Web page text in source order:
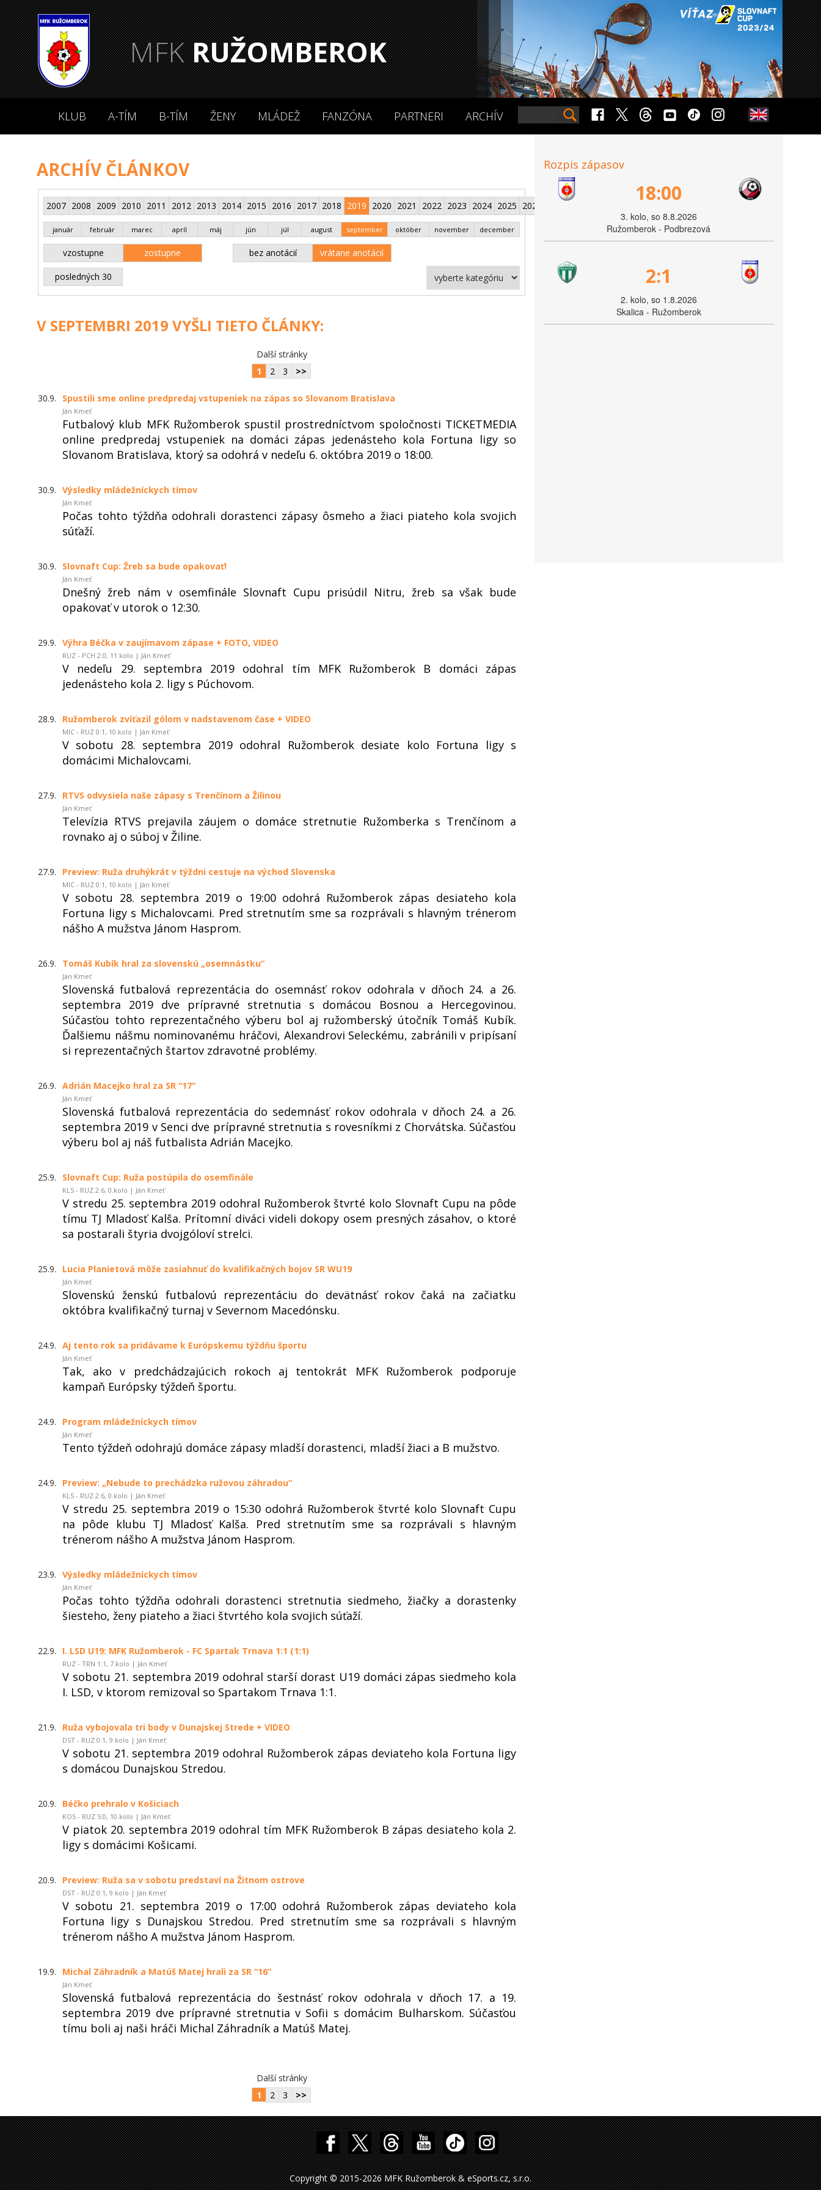
MFKRUŽOMBEROK
KLUB A-TÍM B-TÍM ŽENY MLÁDEŽ FANZÓNA PARTNERI ARCHÍV
ARCHÍV ČLÁNKOV
2007 2008 2009 2010 2011 2012 2013 2014 2015 2016 2017 2018 2019 2020 2021 2022 2023 2024 2025 2026
január február marec apríl máj jún júl august september október november december
vzostupne zostupne bez anotácií vrátane anotácií
posledných 30
V SEPTEMBRI 2019 VYŠLI TIETO ČLÁNKY:
Další stránky
1
2 3 >>
30.9. Spustili sme online predpredaj vstupeniek na zápas so Slovanom Bratislava
Ján Kmeť
Futbalový klub MFK Ružomberok spustil prostredníctvom spoločnosti TICKETMEDIA
online predpredaj vstupeniek na domáci zápas jedenásteho kola Fortuna ligy so
Slovanom Bratislava, ktorý sa odohrá v nedeľu 6. októbra 2019 o 18:00.
30.9. Výsledky mládežníckych tímov
Ján Kmeť
Počas tohto týždňa odohrali dorastenci zápasy ôsmeho a žiaci piateho kola svojich
súťaží.
30.9. Slovnaft Cup: Žreb sa bude opakovať!
Ján Kmeť
Dnešný žreb nám v osemfinále Slovnaft Cupu prisúdil Nitru, žreb sa však bude
opakovať v utorok o 12:30.
29.9. Výhra Béčka v zaujímavom zápase + FOTO, VIDEO
RUZ - PCH 2:0, 11.kolo | Ján Kmeť
V nedeľu 29. septembra 2019 odohral tím MFK Ružomberok B domáci zápas
jedenásteho kola 2. ligy s Púchovom.
28.9. Ružomberok zvíťazil gólom v nadstavenom čase + VIDEO
MIC - RUZ 0:1, 10.kolo | Ján Kmeť
V sobotu 28. septembra 2019 odohral Ružomberok desiate kolo Fortuna ligy s
domácimi Michalovcami.
27.9. RTVS odvysiela naše zápasy s Trenčínom a Žilinou
Ján Kmeť
Televízia RTVS prejavila záujem o domáce stretnutie Ružomberka s Trenčínom a
rovnako aj o súboj v Žiline.
27.9. Preview: Ruža druhýkrát v týždni cestuje na východ Slovenska
MIC - RUZ 0:1, 10.kolo | Ján Kmeť
V sobotu 28. septembra 2019 o 19:00 odohrá Ružomberok zápas desiateho kola
Fortuna ligy s Michalovcami. Pred stretnutím sme sa rozprávali s hlavným trénerom
nášho A mužstva Jánom Hasprom.
26.9. Tomáš Kubík hral za slovenskú „osemnástku“
Ján Kmeť
Slovenská futbalová reprezentácia do osemnásť rokov odohrala v dňoch 24. a 26.
septembra 2019 dve prípravné stretnutia s domácou Bosnou a Hercegovinou.
Súčasťou tohto reprezentačného výberu bol aj ružomberský útočník Tomáš Kubík.
Ďalšiemu nášmu nominovanému hráčovi, Alexandrovi Seleckému, zabránili v pripísaní
si reprezentačných štartov zdravotné problémy.
26.9. Adrián Macejko hral za SR “17“
Ján Kmeť
Slovenská futbalová reprezentácia do sedemnásť rokov odohrala v dňoch 24. a 26.
septembra 2019 v Senci dve prípravné stretnutia s rovesníkmi z Chorvátska. Súčasťou
výberu bol aj náš futbalista Adrián Macejko.
25.9. Slovnaft Cup: Ruža postúpila do osemfinále
KLS - RUZ 2:6, 0.kolo | Ján Kmeť
V stredu 25. septembra 2019 odohral Ružomberok štvrté kolo Slovnaft Cupu na pôde
tímu TJ Mladosť Kalša. Prítomní diváci videli dokopy osem presných zásahov, o ktoré
sa postarali štyria dvojgóloví strelci.
25.9. Lucia Planietová môže zasiahnuť do kvalifikačných bojov SR WU19
Ján Kmeť
Slovenskú ženskú futbalovú reprezentáciu do devätnásť rokov čaká na začiatku
októbra kvalifikačný turnaj v Severnom Macedónsku.
24.9. Aj tento rok sa pridávame k Európskemu týždňu športu
Ján Kmeť
Tak, ako v predchádzajúcich rokoch aj tentokrát MFK Ružomberok podporuje
kampaň Európsky týždeň športu.
24.9. Program mládežníckych tímov
Ján Kmeť
Tento týždeň odohrajú domáce zápasy mladší dorastenci, mladší žiaci a B mužstvo.
24.9. Preview: „Nebude to prechádzka ružovou záhradou“
KLS - RUZ 2:6, 0.kolo | Ján Kmeť
V stredu 25. septembra 2019 o 15:30 odohrá Ružomberok štvrté kolo Slovnaft Cupu
na pôde klubu TJ Mladosť Kalša. Pred stretnutím sme sa rozprávali s hlavným
trénerom nášho A mužstva Jánom Hasprom.
23.9. Výsledky mládežníckych tímov
Ján Kmeť
Počas tohto týždňa odohrali dorastenci stretnutia siedmeho, žiačky a dorastenky
šiesteho, ženy piateho a žiaci štvrtého kola svojich súťaží.
22.9. I. LSD U19: MFK Ružomberok - FC Spartak Trnava 1:1 (1:1)
RUZ - TRN 1:1, 7.kolo | Ján Kmeť
V sobotu 21. septembra 2019 odohral starší dorast U19 domáci zápas siedmeho kola
I. LSD, v ktorom remizoval so Spartakom Trnava 1:1.
21.9. Ruža vybojovala tri body v Dunajskej Strede + VIDEO
DST - RUZ 0:1, 9.kolo | Ján Kmeť
V sobotu 21. septembra 2019 odohral Ružomberok zápas deviateho kola Fortuna ligy
s domácou Dunajskou Stredou.
20.9. Béčko prehralo v Košiciach
KOS - RUZ 5:0, 10.kolo | Ján Kmeť
V piatok 20. septembra 2019 odohral tím MFK Ružomberok B zápas desiateho kola 2.
ligy s domácimi Košicami.
20.9. Preview: Ruža sa v sobotu predstaví na Žitnom ostrove
DST - RUZ 0:1, 9.kolo | Ján Kmeť
V sobotu 21. septembra 2019 o 17:00 odohrá Ružomberok zápas deviateho kola
Fortuna ligy s Dunajskou Stredou. Pred stretnutím sme sa rozprávali s hlavným
trénerom nášho A mužstva Jánom Hasprom.
19.9. Michal Záhradník a Matúš Matej hrali za SR “16“
Ján Kmeť
Slovenská futbalová reprezentácia do šestnásť rokov odohrala v dňoch 17. a 19.
septembra 2019 dve prípravné stretnutia v Sofii s domácim Bulharskom. Súčasťou
tímu boli aj naši hráči Michal Záhradník a Matúš Matej.
Další stránky
1
2 3 >>
Rozpis zápasov
18:00
3. kolo, so 8.8.2026
Ružomberok - Podbrezová
2:1
2. kolo, so 1.8.2026
Skalica - Ružomberok
Copyright © 2015-2026 MFK Ružomberok & eSports.cz, s.r.o.